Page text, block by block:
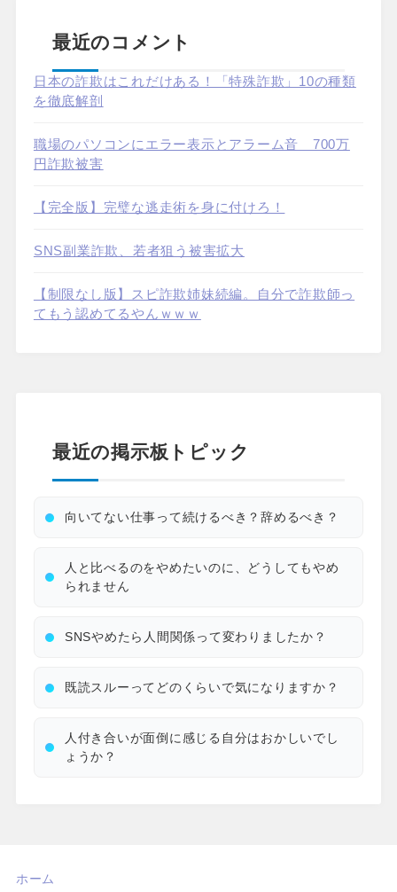
最近のコメント
日本の詐欺はこれだけある！「特殊詐欺」10の種類
を徹底解剖
職場のパソコンにエラー表示とアラーム音 700万
円詐欺被害
【完全版】完璧な逃走術を身に付けろ！
SNS副業詐欺、若者狙う被害拡大
【制限なし版】スピ詐欺姉妹続編。自分で詐欺師っ
てもう認めてるやんｗｗｗ
最近の掲示板トピック
向いてない仕事って続けるべき？辞めるべき？
人と比べるのをやめたいのに、どうしてもやめ
られません
SNSやめたら人間関係って変わりましたか？
既読スルーってどのくらいで気になりますか？
人付き合いが面倒に感じる自分はおかしいでし
ょうか？
ホーム